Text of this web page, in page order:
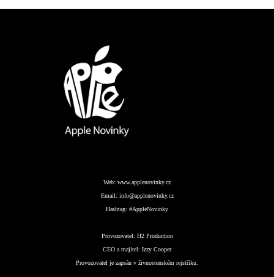
Web: www.applenovinky.cz
Email: info@applenovinky.cz
Hashtag: #AppleNovinky
Provozovatel: H2 Production
CEO a majitel: Izzy Cooper
Provozovatel je zapsán v živnostenském rejstříku.